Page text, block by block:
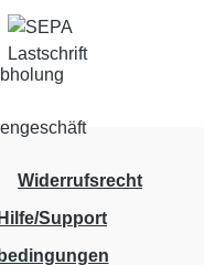
Widerrufsrecht
Hilfe/Support